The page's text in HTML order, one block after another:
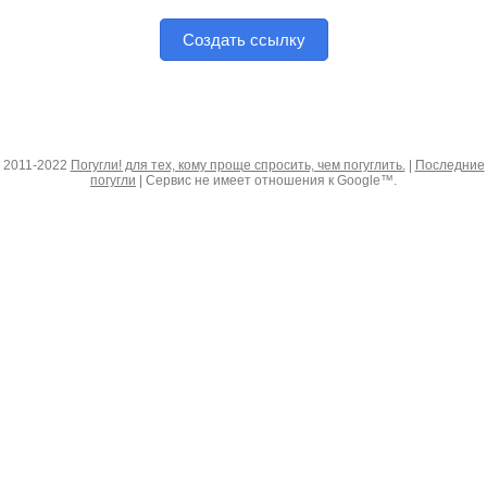
Создать ссылку
2011-2022 Погугли! для тех, кому проще спросить, чем погуглить.|
Последние
погугли | Сервис не имеет отношения к Google™.